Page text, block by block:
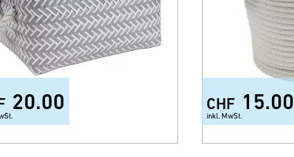
20.00 CHF 15.00
inkl. MwSt.